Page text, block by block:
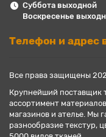
Суббота выходной
Воскресенье
Телефон и адрес
Все права защищены
Крупнейший поставщик
ассортимент
магазинов и ателье. Мы
разнообразие текстур,